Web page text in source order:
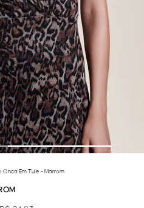
Onca Em Tule - Marrom